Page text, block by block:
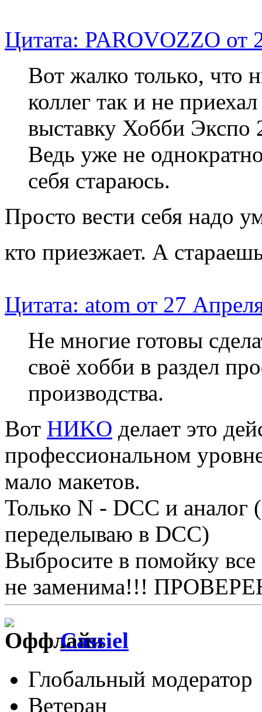
Цитата: PAROVOZZO от
Вот жалко только, что
коллег так и не
выставку Хобби Экспо
Ведь уже не
себя стараюсь.
Просто вести себя надо
кто приезжает. А
Цитата: atom от 27
Не многие готовы
своё хобби в раздел
производства.
Вот НИKO делает это
профессиональном
мало макетов.
Только N - DCC и аналог
переделываю в DCC)
Выбросите в помойку
не заменима!!!
Cassiel
Глобальный модератор
Ветеран